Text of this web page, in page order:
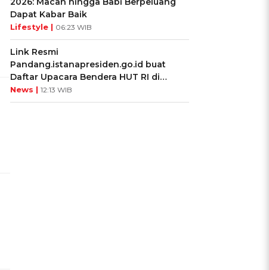
Dapat Kabar Baik
Lifestyle | 06:23 WIB
Link Resmi
Pandang.istanapresiden.go.id buat
Daftar Upacara Bendera HUT RI di
Istana Negara
News | 12:13 WIB